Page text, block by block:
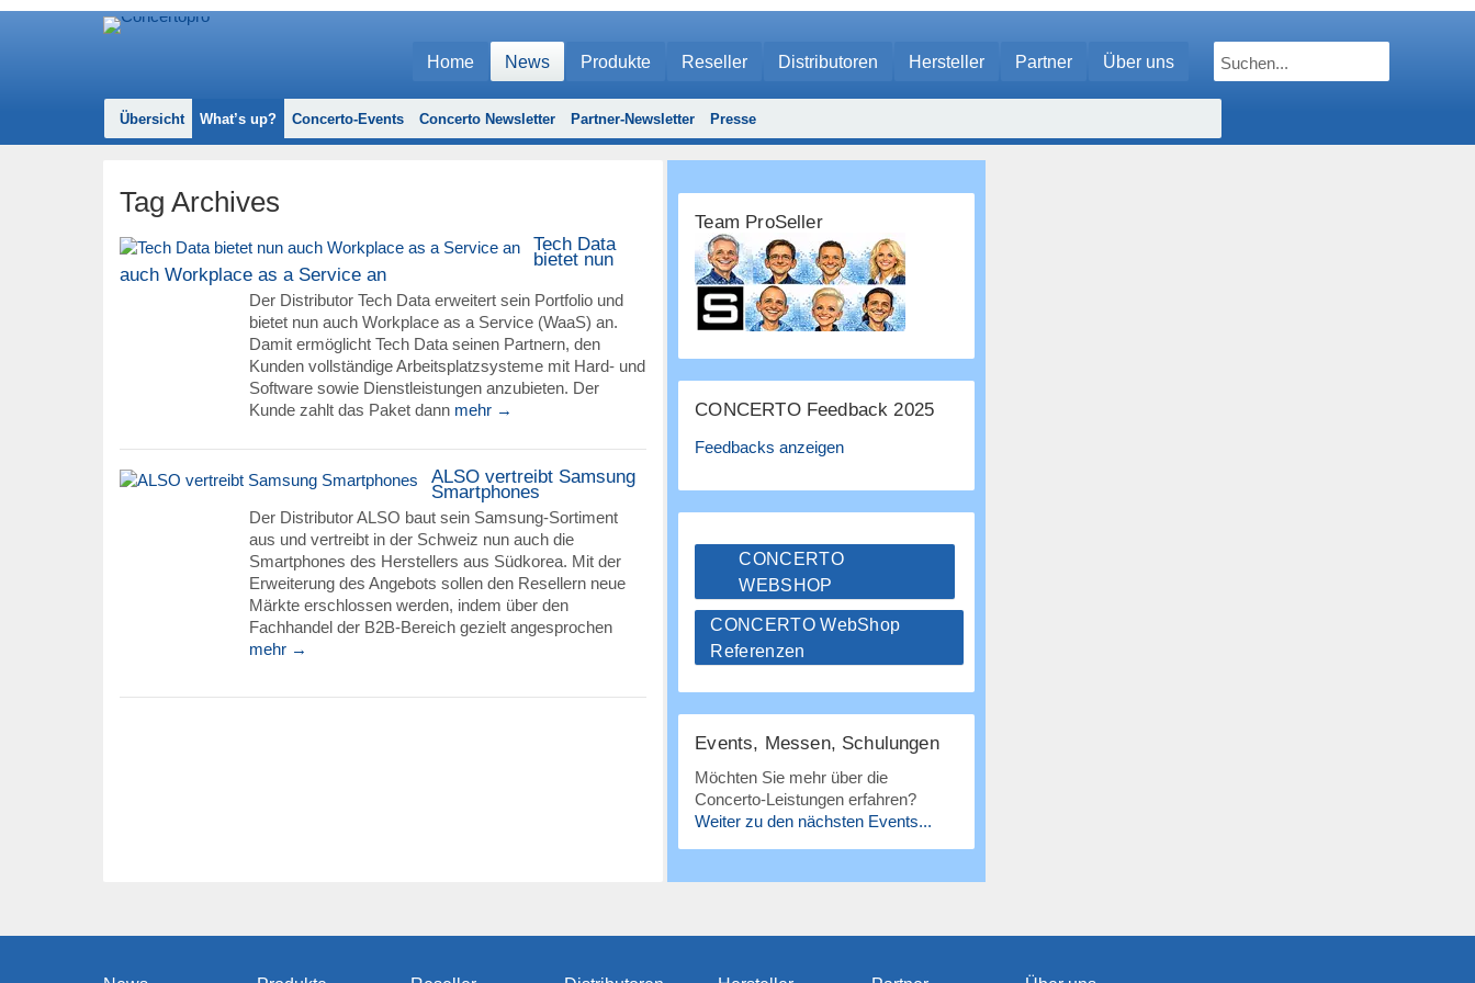
Home News Produkte Reseller Distributoren Hersteller Partner Über uns
Übersicht What’s up? Concerto-Events Concerto Newsletter Partner-Newsletter Presse
Tag Archives
Tech Data
bietet nun
auch Workplace as a Service an
Der Distributor Tech Data erweitert sein Portfolio und
bietet nun auch Workplace as a Service (WaaS) an.
Damit ermöglicht Tech Data seinen Partnern, den
Kunden vollständige Arbeitsplatzsysteme mit Hard- und
Software sowie Dienstleistungen anzubieten. Der
Kunde zahlt das Paket dann mehr →
ALSO vertreibt Samsung
Smartphones
Der Distributor ALSO baut sein Samsung-Sortiment
aus und vertreibt in der Schweiz nun auch die
Smartphones des Herstellers aus Südkorea. Mit der
Erweiterung des Angebots sollen den Resellern neue
Märkte erschlossen werden, indem über den
Fachhandel der B2B-Bereich gezielt angesprochen
mehr →
Team ProSeller
CONCERTO Feedback 2025
Feedbacks anzeigen
CONCERTO
WEBSHOP
CONCERTO WebShop
Referenzen
Events, Messen, Schulungen
Möchten Sie mehr über die
Concerto-Leistungen erfahren?
Weiter zu den nächsten Events...